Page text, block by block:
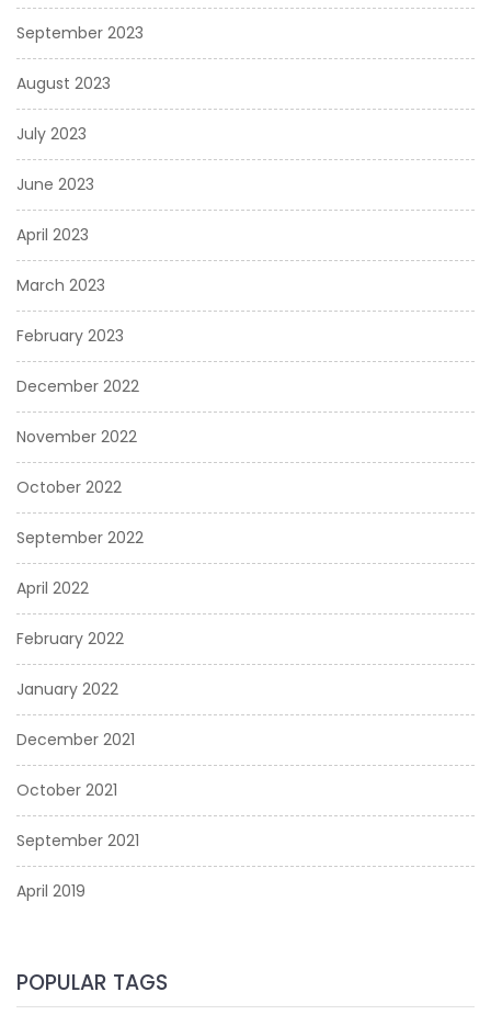
September 2023
August 2023
July 2023
June 2023
April 2023
March 2023
February 2023
December 2022
November 2022
October 2022
September 2022
April 2022
February 2022
January 2022
December 2021
October 2021
September 2021
April 2019
POPULAR TAGS